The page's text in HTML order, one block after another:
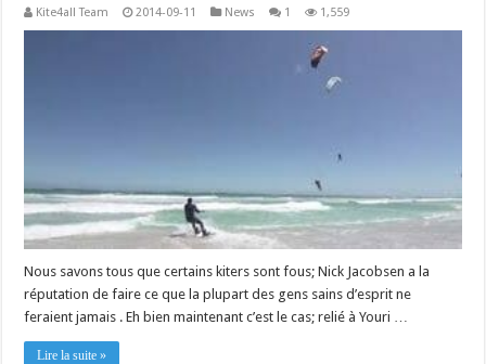
Kite4all Team 2014-09-11 News 1 1,559
Nous savons tous que certains kiters sont fous; Nick Jacobsen a la
réputation de faire ce que la plupart des gens sains d’esprit ne
feraient jamais . Eh bien maintenant c’est le cas; relié à Youri …
Lire la suite »